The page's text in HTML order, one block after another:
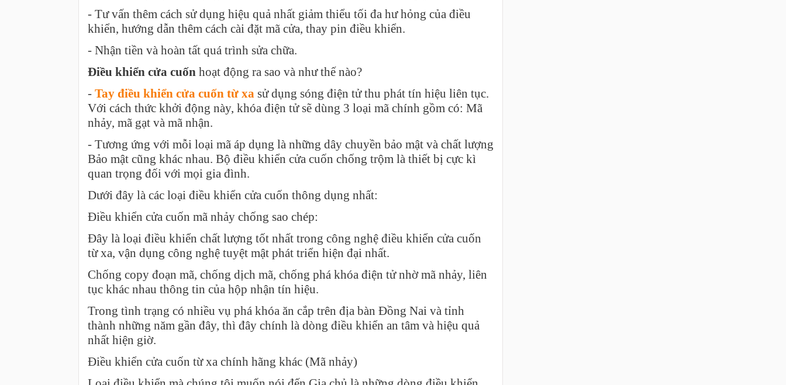
- Tư vấn thêm cách sử dụng hiệu quả nhất giảm thiểu tối đa hư hỏng của điều
khiển, hướng dẫn thêm cách cài đặt mã cửa, thay pin điều khiển.
- Nhận tiền và hoàn tất quá trình sửa chữa.
Điều khiển cửa cuốn hoạt động ra sao và như thế nào?
- Tay điều khiển cửa cuốn từ xa sử dụng sóng điện tử thu phát tín hiệu liên tục.
Với cách thức khởi động này, khóa điện tử sẽ dùng 3 loại mã chính gồm có: Mã
nhảy, mã gạt và mã nhận.
- Tương ứng với mỗi loại mã áp dụng là những dây chuyền bảo mật và chất lượng
Bảo mật cũng khác nhau. Bộ điều khiển cửa cuốn chống trộm là thiết bị cực kì
quan trọng đối với mọi gia đình.
Dưới đây là các loại điều khiển cửa cuốn thông dụng nhất:
Điều khiển cửa cuốn mã nhảy chống sao chép:
Đây là loại điều khiển chất lượng tốt nhất trong công nghệ điều khiển cửa cuốn
từ xa, vận dụng công nghệ tuyệt mật phát triển hiện đại nhất.
Chống copy đoạn mã, chống dịch mã, chống phá khóa điện tử nhờ mã nhảy, liên
tục khác nhau thông tin của hộp nhận tín hiệu.
Trong tình trạng có nhiều vụ phá khóa ăn cắp trên địa bàn Đồng Nai và tỉnh
thành những năm gần đây, thì đây chính là dòng điều khiển an tâm và hiệu quả
nhất hiện giờ.
Điều khiển cửa cuốn từ xa chính hãng khác (Mã nhảy)